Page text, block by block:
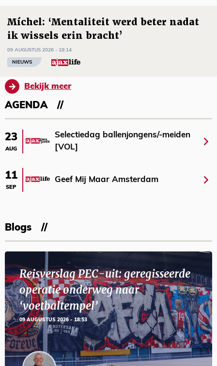
Míchel: ‘Mentaliteit werd beter nadat
ik wissels erin bracht’
09 AUGUSTUS 2026 - 18:14
NIEUWS
Bekijk meer
AGENDA
23
AUG
Selectiedag ballenjongens/-meiden
[VOL]
11
SEP
Geef Mij Maar Amsterdam
Blogs
Reisverslag PEC-uit: geregisseerde
operatie onderweg naar
‘voetbaltempel’
09 AUGUSTUS 2026 - 18:53